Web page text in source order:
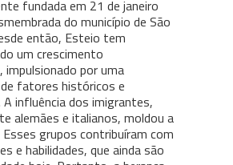
fundada em 21 de janeiro
do município de São
então, Esteio tem
um crescimento
por uma
fatores históricos e
influência dos imigrantes,
alemães e italianos, moldou a
grupos contribuíram com
e habilidades, que ainda são